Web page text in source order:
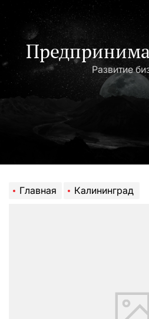
содержимому
Развитие
Главная Калининград